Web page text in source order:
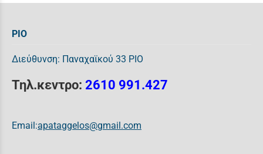
ΡΙΟ
Διεύθυνση: Παναχαϊκού 33 ΡΙΟ
Τηλ.κεντρο: 2610 991.427
Email:apataggelos@gmail.com